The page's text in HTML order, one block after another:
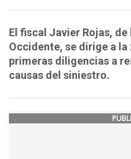
El fiscal Javier Rojas,
Occidente, se dirige a
primeras diligencias a
causas del siniestro.